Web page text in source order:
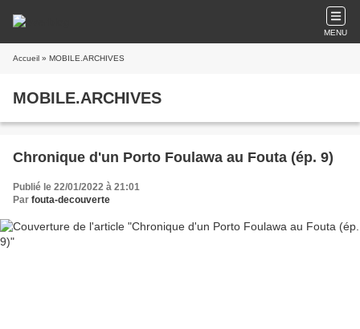
MENU
Accueil » MOBILE.ARCHIVES
MOBILE.ARCHIVES
Chronique d'un Porto Foulawa au Fouta (ép. 9)
Publié le 22/01/2022 à 21:01
Par fouta-decouverte